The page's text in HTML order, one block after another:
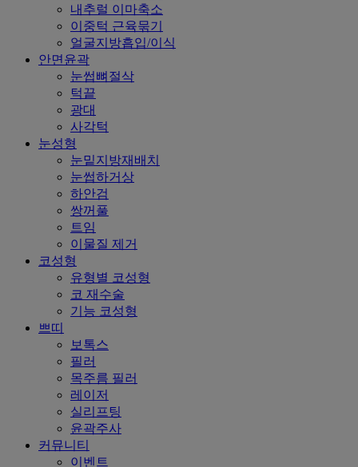
내추럴 이마축소
이중턱 근육묶기
얼굴지방흡입/이식
안면윤곽
눈썹뼈절삭
턱끝
광대
사각턱
눈성형
눈밑지방재배치
눈썹하거상
하안검
쌍꺼풀
트임
이물질 제거
코성형
유형별 코성형
코 재수술
기능 코성형
쁘띠
보톡스
필러
목주름 필러
레이저
실리프팅
윤곽주사
커뮤니티
이벤트